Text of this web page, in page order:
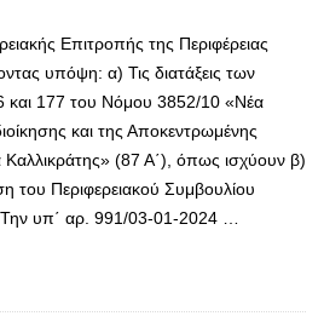
Επιτροπής της Περιφέρειας
υπόψη: α) Τις διατάξεις των
177 του Νόμου 3852/10 «Νέα
και της Αποκεντρωμένης
(87 Α΄), όπως ισχύουν β)
του Περιφερειακού Συμβουλίου
Την υπ΄ αρ. 991/03-01-2024 …